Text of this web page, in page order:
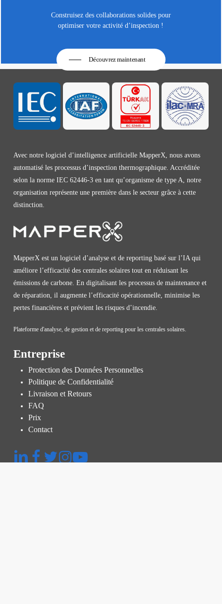
Construisez des collaborations solides pour
optimiser votre activité d’inspection !
Découvrez maintenant
Avec notre logiciel d’intelligence artificielle MapperX, nous avons
automatisé les processus d’inspection thermographique. Accréditée
selon la norme IEC 62446-3 en tant qu’organisme de type A, notre
organisation représente une première dans le secteur grâce à cette
distinction.
MapperX est un logiciel d’analyse et de reporting basé sur l’IA qui
améliore l’efficacité des centrales solaires tout en réduisant les
émissions de carbone. En digitalisant les processus de maintenance et
de réparation, il augmente l’efficacité opérationnelle, minimise les
pertes financières et prévient les risques d’incendie.
Plateforme d'analyse, de gestion et de reporting pour les centrales solaires.
Entreprise
Protection des Données Personnelles
Politique de Confidentialité
Livraison et Retours
FAQ
Prix
Contact